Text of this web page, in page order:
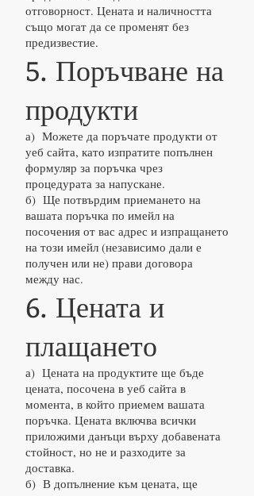
отговорност. Цената и наличността
също могат да се променят без
предизвестие.
5. Поръчване на
продукти
а) Можете да поръчате продукти от
уеб сайта, като изпратите попълнен
формуляр за поръчка чрез
процедурата за напускане.
б) Ще потвърдим приемането на
вашата поръчка по имейл на
посочения от вас адрес и изпращането
на този имейл (независимо дали е
получен или не) прави договора
между нас.
6. Цената и
плащането
а) Цената на продуктите ще бъде
цената, посочена в уеб сайта в
момента, в който приемем вашата
поръчка. Цената включва всички
приложими данъци върху добавената
стойност, но не и разходите за
доставка.
б) В допълнение към цената, ще